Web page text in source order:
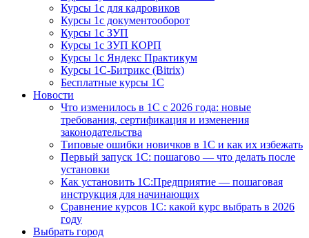
Курсы 1с для кадровиков
Курсы 1с документооборот
Курсы 1с ЗУП
Курсы 1с ЗУП КОРП
Курсы 1с Яндекс Практикум
Курсы 1С-Битрикс (Bitrix)
Бесплатные курсы 1С
Новости
Что изменилось в 1С с 2026 года: новые
требования, сертификация и изменения
законодательства
Типовые ошибки новичков в 1С и как их избежать
Первый запуск 1С: пошагово — что делать после
установки
Как установить 1С:Предприятие — пошаговая
инструкция для начинающих
Сравнение курсов 1С: какой курс выбрать в 2026
году
Выбрать город